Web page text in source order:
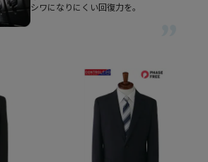
シワになりにくい回復力を。